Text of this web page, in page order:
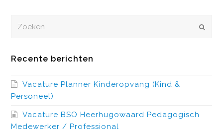
Recente berichten
Vacature Planner Kinderopvang (Kind &
Personeel)
Vacature BSO Heerhugowaard Pedagogisch
Medewerker / Professional